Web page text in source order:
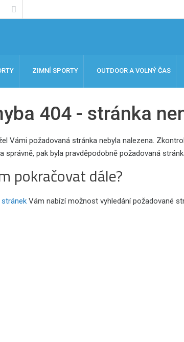
ZIMNÍ SPORTY OUTDOOR A VOLNÝ ČAS
404 - stránka
Vámi požadovaná stránka nebyla nalezena.
správně, pak byla pravděpodobně požadovaná
pokračovat dále?
stránek Vám nabízí možnost vyhledání požadované